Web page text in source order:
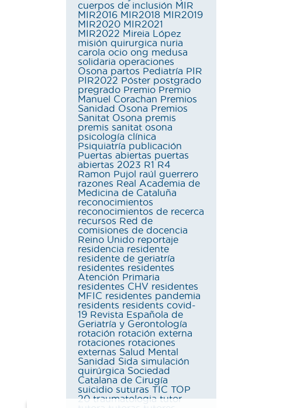
cuerpos de inclusión MIR
MIR2016 MIR2018 MIR2019
MIR2020 MIR2021
MIR2022 Mireia López
misión quirurgica nuria
carola ocio ong medusa
solidaria operaciones
Osona partos Pediatría PIR
PIR2022 Póster postgrado
pregrado Premio Premio
Manuel Corachan Premios
Sanidad Osona Premios
Sanitat Osona premis
premis sanitat osona
psicología clínica
Psiquiatría publicación
Puertas abiertas puertas
abiertas 2023 R1 R4
Ramon Pujol
raúl guerrero
razones Real Academia de
Medicina de Cataluña
reconocimientos
reconocimientos de recerca
recursos Red de
comisiones de docencia
Reino Unido reportaje
residencia residente
residente de geriatría
residentes residentes
Atención Primaria
residentes CHV residentes
MFIC residentes pandemia
residents residents covid-
19 Revista Española de
Geriatría y Gerontología
rotación rotación externa
rotaciones rotaciones
externas Salud Mental
Sanidad Sida simulación
quirúrgica Sociedad
Catalana de Cirugía
suicidio suturas TIC TOP
20 traumatologia tutor